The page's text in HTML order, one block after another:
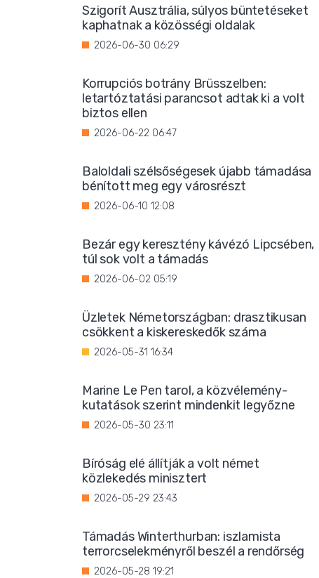
Szigorít Ausztrália, súlyos büntetéseket
kaphatnak a közösségi oldalak
2026-06-30 06:29
Korrupciós botrány Brüsszelben:
letartóztatási parancsot adtak ki a volt
biztos ellen
2026-06-22 06:47
Baloldali szélsőségesek újabb támadása
bénított meg egy városrészt
2026-06-10 12:08
Bezár egy keresztény kávézó Lipcsében,
túl sok volt a támadás
2026-06-02 05:19
Üzletek Németországban: drasztikusan
csökkent a kiskereskedők száma
2026-05-31 16:34
Marine Le Pen tarol, a közvélemény-
kutatások szerint mindenkit legyőzne
2026-05-30 23:11
Bíróság elé állítják a volt német
közlekedés minisztert
2026-05-29 23:43
Támadás Winterthurban: iszlamista
terrorcselekményről beszél a rendőrség
2026-05-28 19:21